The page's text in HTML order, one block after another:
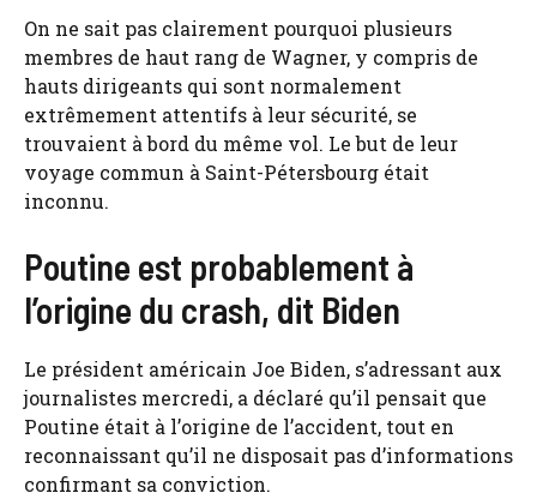
On ne sait pas clairement pourquoi plusieurs
membres de haut rang de Wagner, y compris de
hauts dirigeants qui sont normalement
extrêmement attentifs à leur sécurité, se
trouvaient à bord du même vol. Le but de leur
voyage commun à Saint-Pétersbourg était
inconnu.
Poutine est probablement à
l’origine du crash, dit Biden
Le président américain Joe Biden, s’adressant aux
journalistes mercredi, a déclaré qu’il pensait que
Poutine était à l’origine de l’accident, tout en
reconnaissant qu’il ne disposait pas d’informations
confirmant sa conviction.